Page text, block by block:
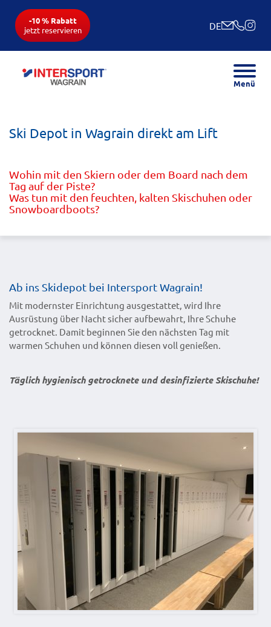
-10 % Rabatt
jetzt reservieren
DE
Menü
Ski Depot in Wagrain direkt am Lift
Wohin mit den Skiern oder dem Board nach dem
Tag auf der Piste?
Was tun mit den feuchten, kalten Skischuhen oder
Snowboardboots?
Ab ins Skidepot bei Intersport Wagrain!
Mit modernster Einrichtung ausgestattet, wird Ihre
Ausrüstung über Nacht sicher aufbewahrt, Ihre Schuhe
getrocknet. Damit beginnen Sie den nächsten Tag mit
warmen Schuhen und können diesen voll genießen.
Täglich hygienisch getrocknete und desinfizierte Skischuhe!